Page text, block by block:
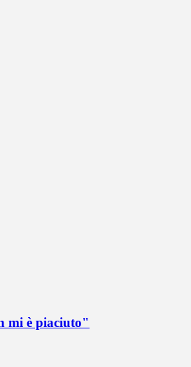
mi è piaciuto"